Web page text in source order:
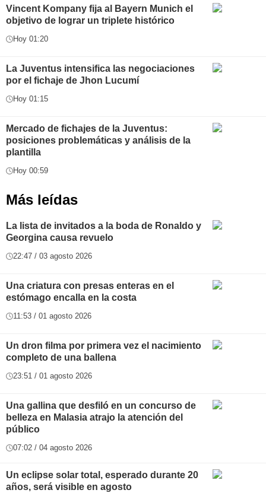
Vincent Kompany fija al Bayern Munich el
objetivo de lograr un triplete histórico
Hoy 01:20
La Juventus intensifica las negociaciones
por el fichaje de Jhon Lucumí
Hoy 01:15
Mercado de fichajes de la Juventus:
posiciones problemáticas y análisis de la
plantilla
Hoy 00:59
Más leídas
La lista de invitados a la boda de Ronaldo y
Georgina causa revuelo
22:47 / 03 agosto 2026
Una criatura con presas enteras en el
estómago encalla en la costa
11:53 / 01 agosto 2026
Un dron filma por primera vez el nacimiento
completo de una ballena
23:51 / 01 agosto 2026
Una gallina que desfiló en un concurso de
belleza en Malasia atrajo la atención del
público
07:02 / 04 agosto 2026
Un eclipse solar total, esperado durante 20
años, será visible en agosto